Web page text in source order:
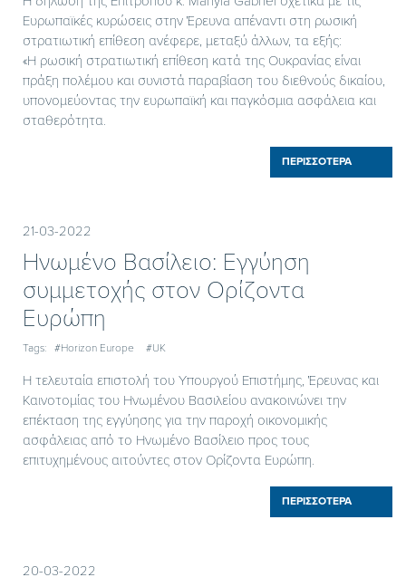
Ευρωπαϊκές κυρώσεις στην Έρευνα απέναντι στη ρωσική
στρατιωτική επίθεση ανέφερε, μεταξύ άλλων, τα εξής:
«Η ρωσική στρατιωτική επίθεση κατά της Ουκρανίας είναι
πράξη πολέμου και συνιστά παραβίαση του διεθνούς δικαίου,
υπονομεύοντας την ευρωπαϊκή και παγκόσμια ασφάλεια και
σταθερότητα.
ΠΕΡΙΣΣΟΤΕΡΑ
21-03-2022
Ηνωμένο Βασίλειο: Εγγύηση
συμμετοχής στον Ορίζοντα
Ευρώπη
Tags: #Horizon Europe #UK
Η τελευταία επιστολή του Υπουργού Επιστήμης, Έρευνας και
Καινοτομίας του Ηνωμένου Βασιλείου ανακοινώνει την
επέκταση της εγγύησης για την παροχή οικονομικής
ασφάλειας από το Ηνωμένο Βασίλειο προς τους
επιτυχημένους αιτούντες στον Ορίζοντα Ευρώπη.
ΠΕΡΙΣΣΟΤΕΡΑ
20-03-2022